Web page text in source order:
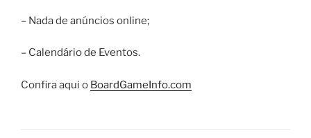
– Nada de anúncios online;
– Calendário de Eventos.
Confira aqui o BoardGameInfo.com